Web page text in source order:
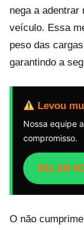
nega a adentrar
veículo. Essa
peso das
garantindo a
Levou
Nossa equipe
compromisso.
FALAR
O não